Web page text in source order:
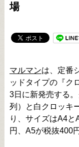
場
マルマンは、定番
ッドタイプの『ク
3日に新発売する
列）と白クロッキ
り、サイズはA4
円、A5が税抜400円